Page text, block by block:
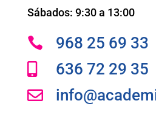
Sábados: 9:30 a 13:00
 968 25 69 33
 636 72 29 35
